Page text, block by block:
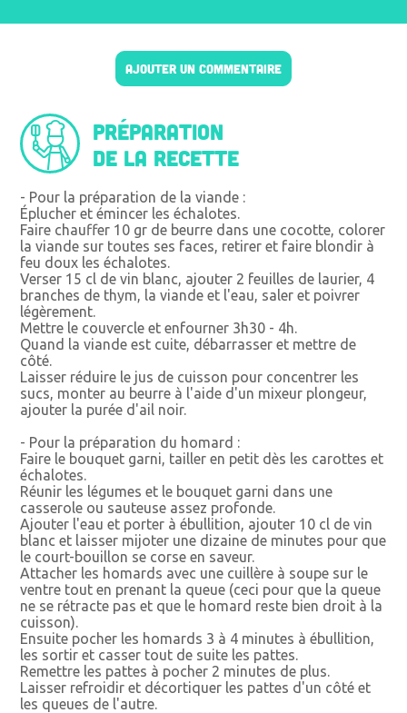
AJOUTER UN COMMENTAIRE
Préparation
de la recette
- Pour la préparation de la viande :
Éplucher et émincer les échalotes.
Faire chauffer 10 gr de beurre dans une cocotte, colorer
la viande sur toutes ses faces, retirer et faire blondir à
feu doux les échalotes.
Verser 15 cl de vin blanc, ajouter 2 feuilles de laurier, 4
branches de thym, la viande et l'eau, saler et poivrer
légèrement.
Mettre le couvercle et enfourner 3h30 - 4h.
Quand la viande est cuite, débarrasser et mettre de
côté.
Laisser réduire le jus de cuisson pour concentrer les
sucs, monter au beurre à l'aide d'un mixeur plongeur,
ajouter la purée d'ail noir.
- Pour la préparation du homard :
Faire le bouquet garni, tailler en petit dès les carottes et
échalotes.
Réunir les légumes et le bouquet garni dans une
casserole ou sauteuse assez profonde.
Ajouter l'eau et porter à ébullition, ajouter 10 cl de vin
blanc et laisser mijoter une dizaine de minutes pour que
le court-bouillon se corse en saveur.
Attacher les homards avec une cuillère à soupe sur le
ventre tout en prenant la queue (ceci pour que la queue
ne se rétracte pas et que le homard reste bien droit à la
cuisson).
Ensuite pocher les homards 3 à 4 minutes à ébullition,
les sortir et casser tout de suite les pattes.
Remettre les pattes à pocher 2 minutes de plus.
Laisser refroidir et décortiquer les pattes d'un côté et
les queues de l'autre.